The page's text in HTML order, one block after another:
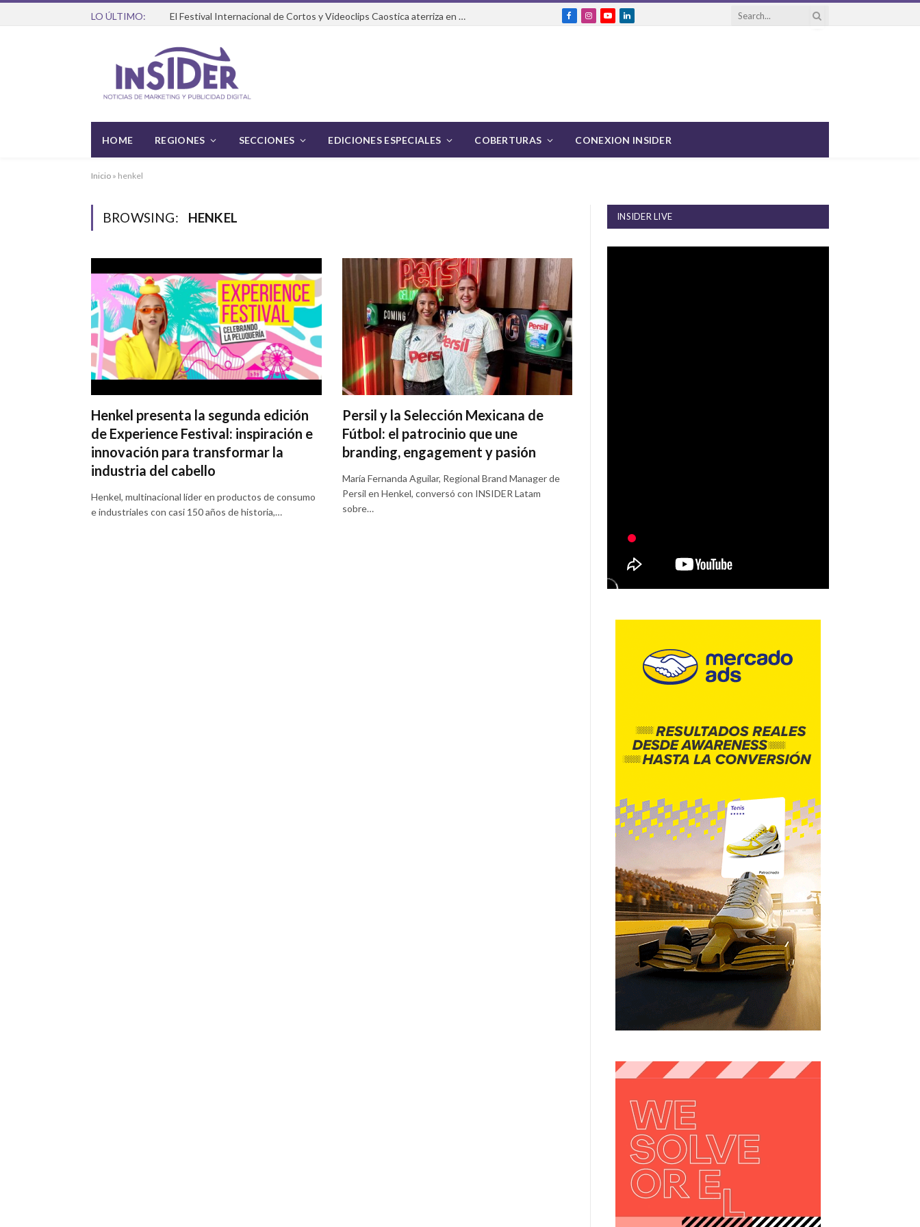
LO ÚLTIMO: El Festival Internacional de Cortos y Videoclips Caostica aterriza en Ciudad de México
FacebookInstagram
YouTubeLinkedIn
HOME REGIONES SECCIONES EDICIONES ESPECIALES COBERTURAS CONEXION INSIDER
Inicio » henkel
BROWSING: HENKEL
Henkel presenta la segunda edición
de Experience Festival: inspiración e
innovación para transformar la
industria del cabello
Henkel, multinacional líder en productos de consumo
e industriales con casi 150 años de historia,…
Persil y la Selección Mexicana de
Fútbol: el patrocinio que une
branding, engagement y pasión
María Fernanda Aguilar, Regional Brand Manager de
Persil en Henkel, conversó con INSIDER Latam
sobre…
INSIDER LIVE